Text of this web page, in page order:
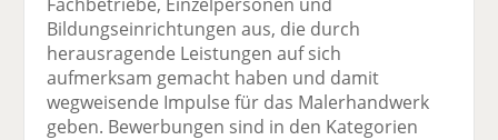
Bildungseinrichtungen aus, die durch
herausragende Leistungen auf sich
aufmerksam gemacht haben und damit
wegweisende Impulse für das Malerhandwerk
geben. Bewerbungen sind in den Kategorien